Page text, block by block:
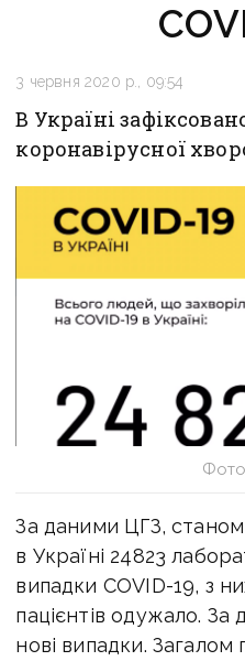
3 червня 2020 р., 09:54
В Україні
коронавірусної
За даними ЦГЗ,
в Україні 24823
випадки COVID-19, з
пацієнтів одужало. За
нові випадки. Загалом